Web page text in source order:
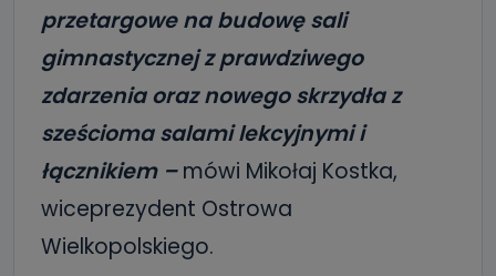
przetargowe na budowę sali
gimnastycznej z prawdziwego
zdarzenia oraz nowego skrzydła z
sześcioma salami lekcyjnymi i
łącznikiem – mówi Mikołaj Kostka,
wiceprezydent Ostrowa
Wielkopolskiego.